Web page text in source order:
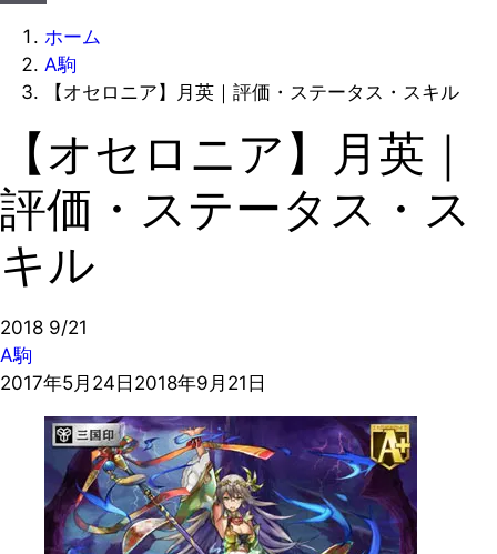
ホーム
A駒
【オセロニア】月英｜評価・ステータス・スキル
【オセロニア】月英｜
評価・ステータス・ス
キル
2018 9/21
A駒
2017年5月24日 2018年9月21日